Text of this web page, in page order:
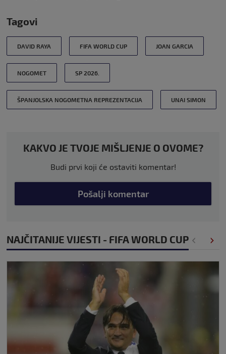
Tagovi
DAVID RAYA FIFA WORLD CUP JOAN GARCIA
NOGOMET SP 2026.
ŠPANJOLSKA NOGOMETNA REPREZENTACIJA UNAI SIMON
KAKVO JE TVOJE MIŠLJENJE O OVOME?
Budi prvi koji će ostaviti komentar!
Pošalji komentar
NAJČITANIJE VIJESTI - FIFA WORLD CUP